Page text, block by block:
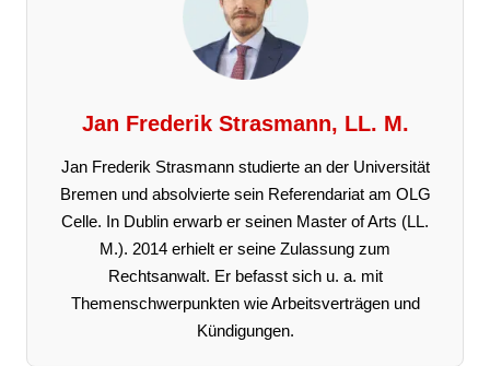
Jan Frederik Strasmann, LL. M.
Jan Frederik Strasmann studierte an der Universität
Bremen und absolvierte sein Referendariat am OLG
Celle. In Dublin erwarb er seinen Master of Arts (LL.
M.). 2014 erhielt er seine Zulassung zum
Rechtsanwalt. Er befasst sich u. a. mit
Themenschwerpunkten wie Arbeitsverträgen und
Kündigungen.